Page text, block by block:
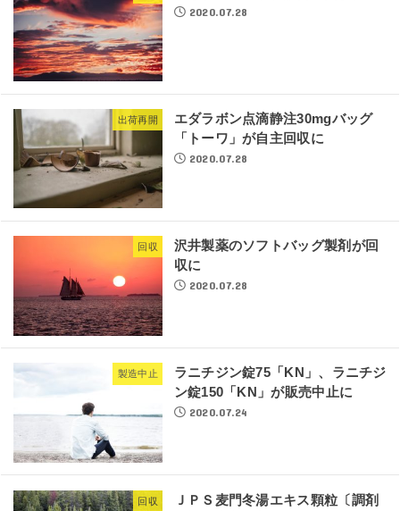
2020.07.28
出荷再開
エダラボン点滴静注30mgバッグ
「トーワ」が自主回収に
2020.07.28
回収
沢井製薬のソフトバッグ製剤が回
収に
2020.07.28
製造中止
ラニチジン錠75「KN」、ラニチジ
ン錠150「KN」が販売中止に
2020.07.24
回収
ＪＰＳ麦門冬湯エキス顆粒〔調剤